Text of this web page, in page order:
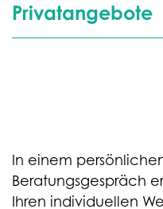
Privatangebote
In einem
Beratungsgespräch
Ihren individuellen